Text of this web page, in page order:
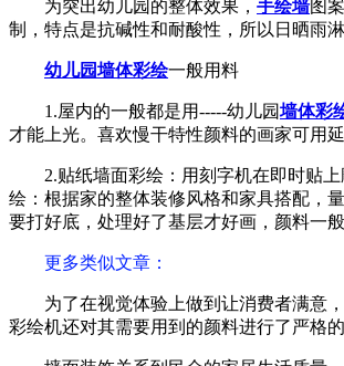
为突出幼儿园的整体效果， 手绘墙图
制，特点是抗碱性和耐酸性，所以日晒雨
幼儿园墙体彩绘一般用料
1.屋内的一般都是用-----幼儿园墙体彩
才能上光。喜欢慢干特性颜料的画家可
2.贴纸墙面彩绘：用刻字机在即时贴
绘：根据家的整体装修风格和家具搭配，
要打好底，处理好了基层才好画，颜料一
更多类似文章 ：
为了在视觉体验上做到让消费者满意
彩绘机还对其需要用到的颜料进行了严格